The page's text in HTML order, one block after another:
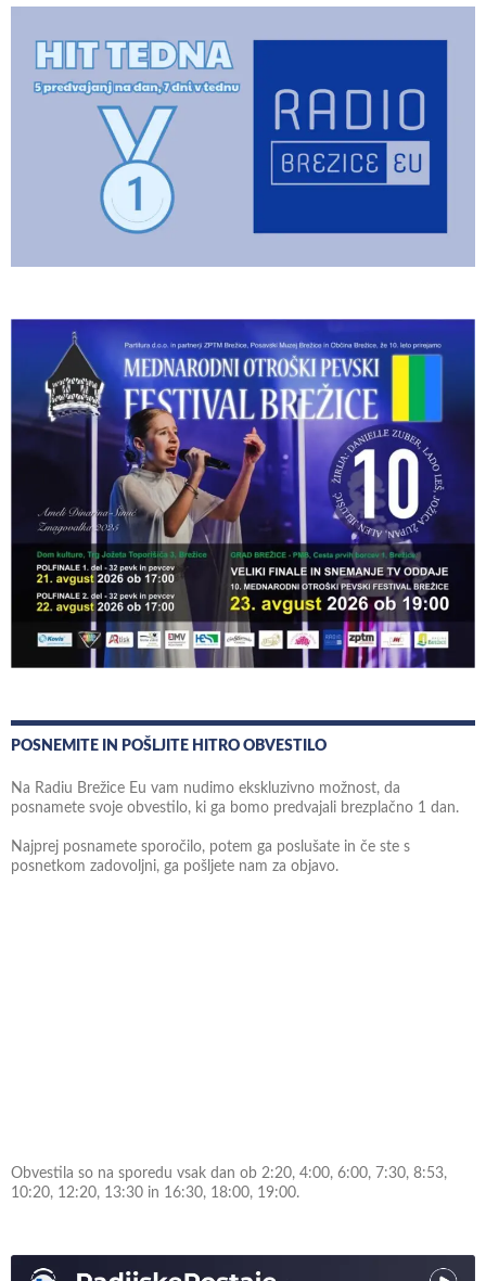
POSNEMITE IN POŠLJITE HITRO OBVESTILO
Na Radiu Brežice Eu vam nudimo ekskluzivno možnost, da
posnamete svoje obvestilo, ki ga bomo predvajali brezplačno 1 dan.
Najprej posnamete sporočilo, potem ga poslušate in če ste s
posnetkom zadovoljni, ga pošljete nam za objavo.
Obvestila so na sporedu vsak dan ob 2:20, 4:00, 6:00, 7:30, 8:53,
10:20, 12:20, 13:30 in 16:30, 18:00, 19:00.